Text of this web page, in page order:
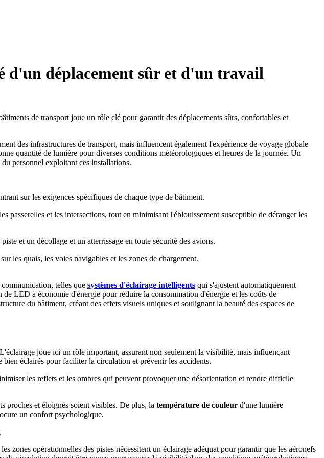
d'un déplacement sûr et d'un travail
de transport joue un rôle clé pour garantir des déplacements sûrs, confortables et
des infrastructures de transport, mais influencent également l'expérience de voyage globale
quantité de lumière pour diverses conditions météorologiques et heures de la journée. Un
personnel exploitant ces installations.
sur les exigences spécifiques de chaque type de bâtiment.
passerelles et les intersections, tout en minimisant l'éblouissement susceptible de déranger les
et un décollage et un atterrissage en toute sécurité des avions.
les quais, les voies navigables et les zones de chargement.
telles que systèmes d'éclairage intelligents qui s'ajustent automatiquement
LED à économie d'énergie pour réduire la consommation d'énergie et les coûts de
du bâtiment, créant des effets visuels uniques et soulignant la beauté des espaces de
joue ici un rôle important, assurant non seulement la visibilité, mais influençant
bien éclairés pour faciliter la circulation et prévenir les accidents.
les reflets et les ombres qui peuvent provoquer une désorientation et rendre difficile
proches et éloignés soient visibles. De plus, la température de couleur d'une lumière
un confort psychologique.
zones opérationnelles des pistes nécessitent un éclairage adéquat pour garantir que les aéronefs